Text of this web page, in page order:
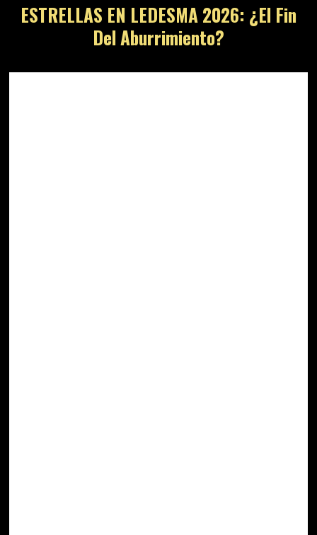
ESTRELLAS EN LEDESMA 2026: ¿El Fin
Del Aburrimiento?